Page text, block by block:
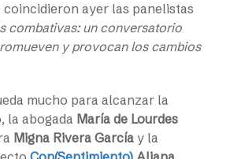
coincidieron ayer las panelistas
combativas: un conversatorio
y provocan los cambios
mucho para alcanzar la
la abogada María de Lourdes
Migna Rivera García y la